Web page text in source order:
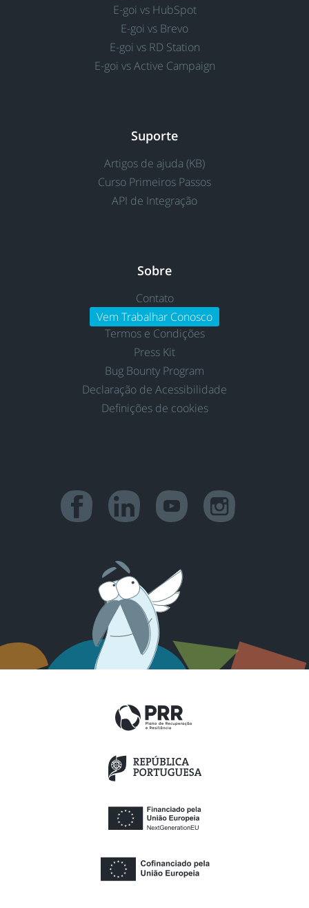
E-goi vs HubSpot
E-goi vs Brevo
E-goi vs RD Station
E-goi vs Active Campaign
Suporte
Artigos de ajuda (KB)
Curso Primeiros Passos
API de Integração
Sobre
Contato
Vem Trabalhar Conosco
Termos e Condições
Press Kit
Bug Bounty Program
Declaração de Acessibilidade
Definições de cookies